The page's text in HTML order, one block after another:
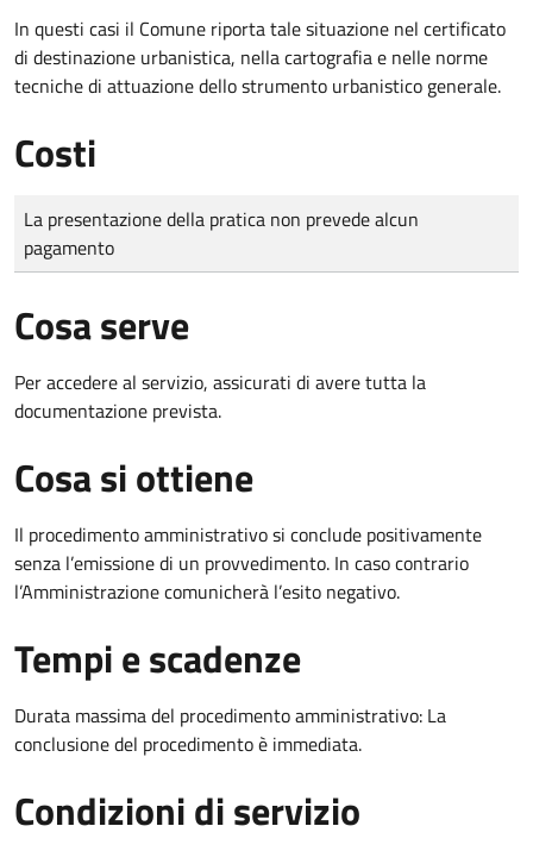
In questi casi il Comune riporta tale situazione nel certificato
di destinazione urbanistica, nella cartografia e nelle norme
tecniche di attuazione dello strumento urbanistico generale.
Costi
Tipo di pagamento
Importo
La presentazione della pratica non prevede alcun
pagamento
Cosa serve
Per accedere al servizio, assicurati di avere tutta la
documentazione prevista.
Cosa si ottiene
Il procedimento amministrativo si conclude positivamente
senza l’emissione di un provvedimento. In caso contrario
l’Amministrazione comunicherà l’esito negativo.
Tempi e scadenze
Durata massima del procedimento amministrativo: La
conclusione del procedimento è immediata.
Condizioni di servizio